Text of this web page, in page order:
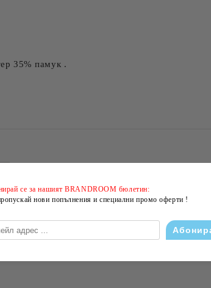
35% памук .
се за нашият BRANDROOM бюлетин:
нови попълнения и специални промо оферти !